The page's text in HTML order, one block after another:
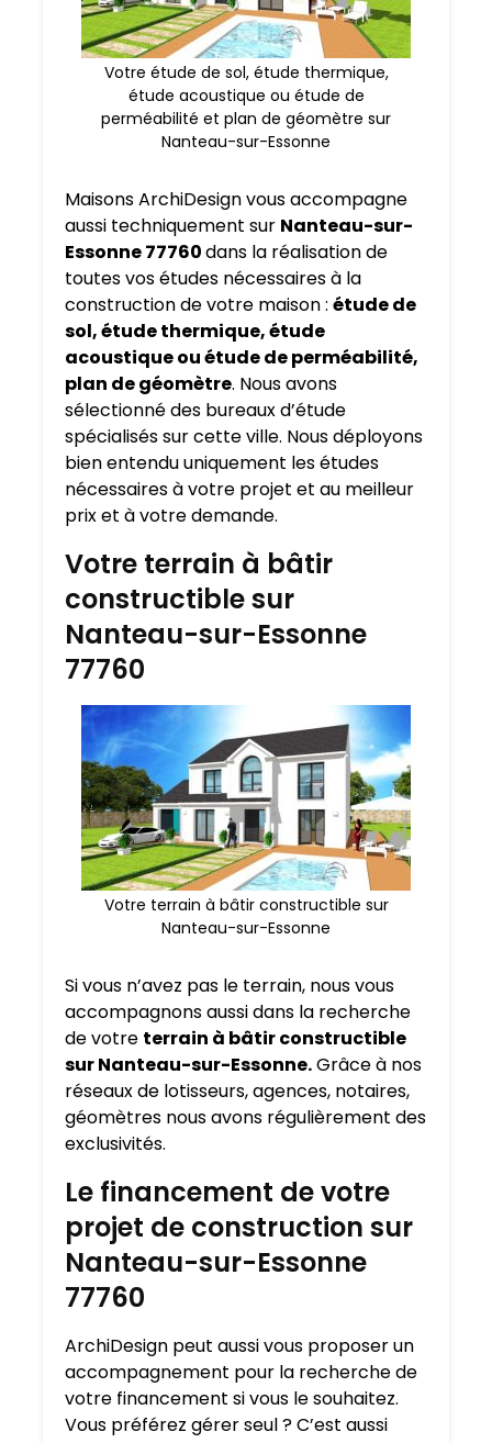
Votre étude de sol, étude thermique,
étude acoustique ou étude de
perméabilité et plan de géomètre sur
Nanteau-sur-Essonne
Maisons ArchiDesign vous accompagne
aussi techniquement sur Nanteau-sur-
Essonne 77760dans la réalisation de
toutes vos études nécessaires à la
construction de votre maison : étude de
sol, étude thermique, étude
acoustique ou étude de perméabilité,
plan de géomètre. Nous avons
sélectionné des bureaux d’étude
spécialisés sur cette ville. Nous déployons
bien entendu uniquement les études
nécessaires à votre projet et au meilleur
prix et à votre demande.
Votre terrain à bâtir
constructible sur
Nanteau-sur-Essonne
77760
Votre terrain à bâtir constructible sur
Nanteau-sur-Essonne
Si vous n’avez pas le terrain, nous vous
accompagnons aussi dans la recherche
de votre terrain à bâtir constructible
sur Nanteau-sur-Essonne.Grâce à nos
réseaux de lotisseurs, agences, notaires,
géomètres nous avons régulièrement des
exclusivités.
Le financement de votre
projet de construction sur
Nanteau-sur-Essonne
77760
ArchiDesign peut aussi vous proposer un
accompagnement pour la recherche de
votre financement si vous le souhaitez.
Vous préférez gérer seul ? C’est aussi